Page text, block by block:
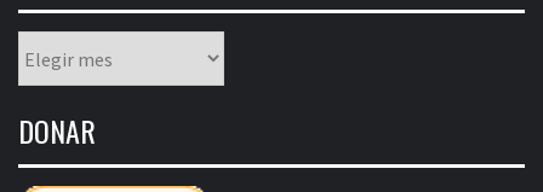
mensual
entradas
DONAR